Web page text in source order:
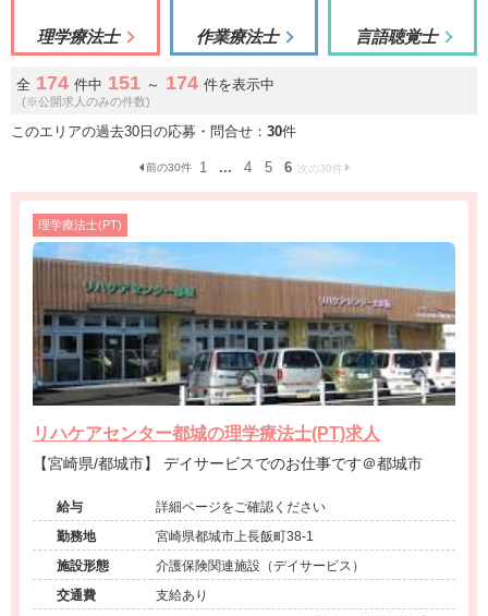
理学療法士 作業療法士 言語聴覚士
全 174 件中 151 ～ 174 件を表示中
(※公開求人のみの件数)
このエリアの過去30日の応募・問合せ： 30件
前の30件 1 ... 4 5 6 次の30件
理学療法士(PT)
リハケアセンター都城の理学療法士(PT)求人
【宮崎県/都城市】 デイサービスでのお仕事です＠都城市
給与
詳細ページをご確認ください
勤務地
宮崎県都城市上長飯町38-1
施設形態
介護保険関連施設（デイサービス）
交通費
支給あり